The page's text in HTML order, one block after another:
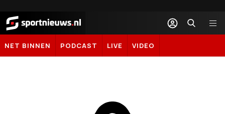
Sportnieuws.nl
NET BINNEN PODCAST LIVE VIDEO